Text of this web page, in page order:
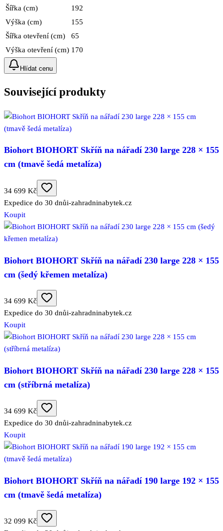
Šířka (cm)
192
Výška (cm)
155
Šířka otevření (cm)
65
Výška otevření (cm) 170
Hlídat cenu
Související produkty
Biohort BIOHORT Skříň na nářadí 230 large 228 × 155
cm (tmavě šedá metalíza)
34 699 Kč
Expedice do 30 dnůi-zahradninabytek.cz
Koupit
Biohort BIOHORT Skříň na nářadí 230 large 228 × 155
cm (šedý křemen metalíza)
34 699 Kč
Expedice do 30 dnůi-zahradninabytek.cz
Koupit
Biohort BIOHORT Skříň na nářadí 230 large 228 × 155
cm (stříbrná metalíza)
34 699 Kč
Expedice do 30 dnůi-zahradninabytek.cz
Koupit
Biohort BIOHORT Skříň na nářadí 190 large 192 × 155
cm (tmavě šedá metalíza)
32 099 Kč